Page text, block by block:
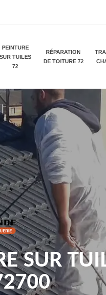
PEINTURE
SUR TUILES
72
RÉPARATION
DE TOITURE 72
SUR